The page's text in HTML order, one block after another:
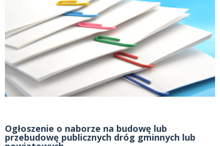
Ogłoszenie o naborze na budowę lub
przebudowę publicznych dróg gminnych lub